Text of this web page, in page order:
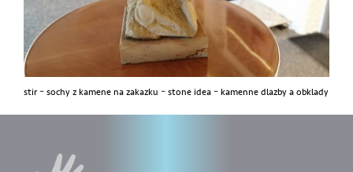
stir – sochy z kamene na zakazku – stone idea – kamenne dlazby a obklady